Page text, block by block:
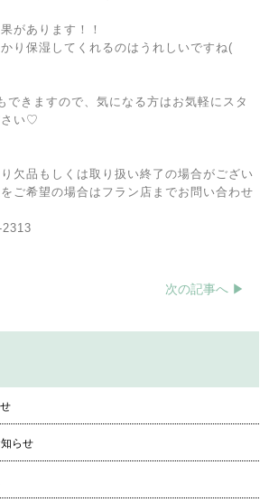
があります！！
り保湿してくれるのはうれしいですね(
できますので、気になる方はお気軽にスタ
さい♡
欠品もしくは取り扱い終了の場合がござい
ご希望の場合はフラン店までお問い合わせ
次の記事へ ▶︎
知らせ